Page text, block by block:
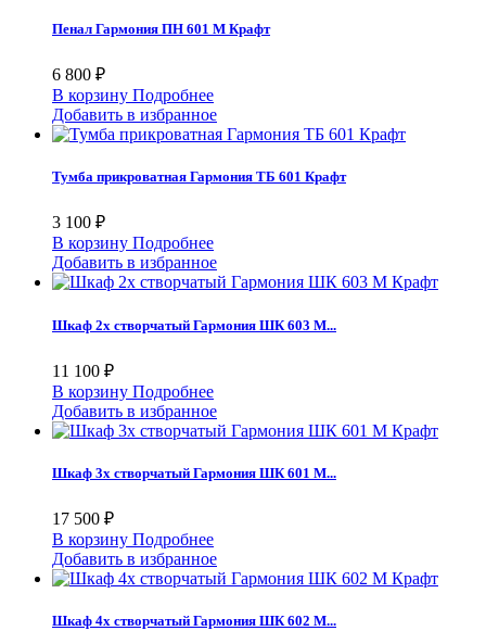
Пенал Гармония ПН 601 М Крафт
6 800 ₽
В корзину Подробнее
Добавить в избранное
Тумба прикроватная Гармония ТБ 601 Крафт
3 100 ₽
В корзину Подробнее
Добавить в избранное
Шкаф 2х створчатый Гармония ШК 603 М...
11 100 ₽
В корзину Подробнее
Добавить в избранное
Шкаф 3х створчатый Гармония ШК 601 М...
17 500 ₽
В корзину Подробнее
Добавить в избранное
Шкаф 4х створчатый Гармония ШК 602 М...